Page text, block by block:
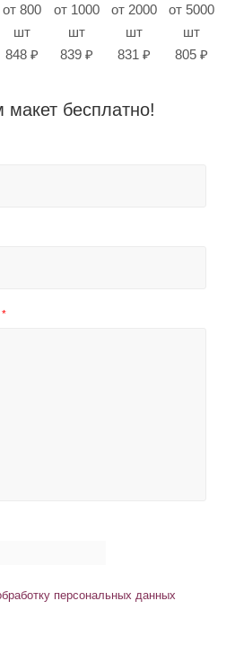
от 800
шт
848 ₽
от 1000
шт
839 ₽
от 2000
шт
831 ₽
от 5000
шт
805 ₽
бесплатно!
*
персональных данных